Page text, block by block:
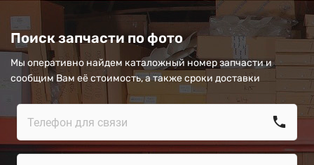
Поиск запчасти по фото
Мы оперативно найдем каталожный номер запчасти и
сообщим Вам её стоимость, а также сроки доставки
call